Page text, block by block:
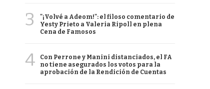
3
"¡Volvé a Adeom!": el filoso comentario de
Yesty Prieto a Valeria Ripoll en plena
Cena de Famosos
4
Con Perrone y Manini distanciados, el FA
no tiene asegurados los votos para la
aprobación de la Rendición de Cuentas